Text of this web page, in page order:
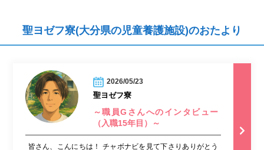
聖ヨゼフ寮(大分県の児童養護施設)のおたより
2026/05/23
聖ヨゼフ寮
～職員Gさんへのインタビュー
（入職15年目）～
皆さん、こんにちは！ チャボナビを見て下さりありがとう